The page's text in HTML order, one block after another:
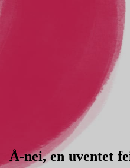
Å-nei, en uventet